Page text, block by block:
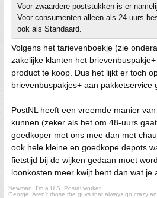
Voor zwaardere poststukken is er
Voor consumenten alleen als 24-uurs
ook als Standaard.
Volgens het tarievenboekje (zie
zakelijke klanten het
product te koop. Dus het lijkt er toch
brievenbuspakjes+ aan pakketservice
PostNL heeft een vreemde manier
kunnen (zeker als het om 48-uurs
goedkoper met ons mee dan met
ook hele kleine en goedkope depots
fietstijd bij de wijken gedaan moet
loonkosten meer kwijt bent dan wat je
Newman: I'm a U.S. Postal worker.
George: Aren't those the guys that always go crazy